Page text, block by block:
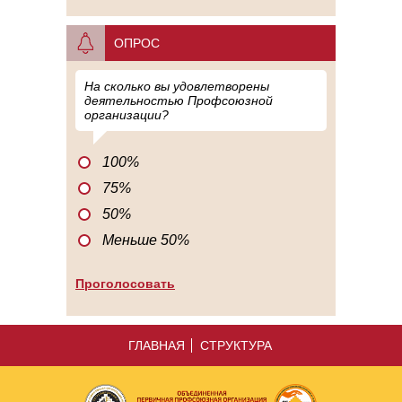
ОПРОС
На сколько вы удовлетворены
деятельностью Профсоюзной
организации?
100%
75%
50%
Меньше 50%
ГЛАВНАЯ СТРУКТУРА